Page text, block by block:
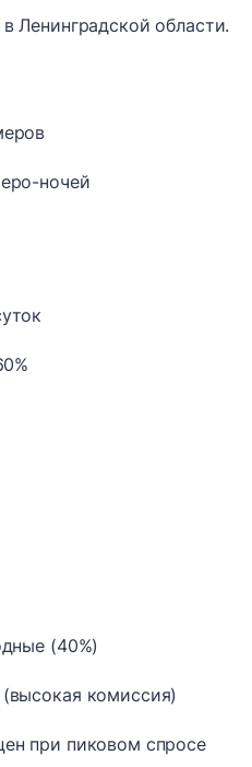
Ленинградской области.
ночей
(40%)
комиссия)
при пиковом спросе